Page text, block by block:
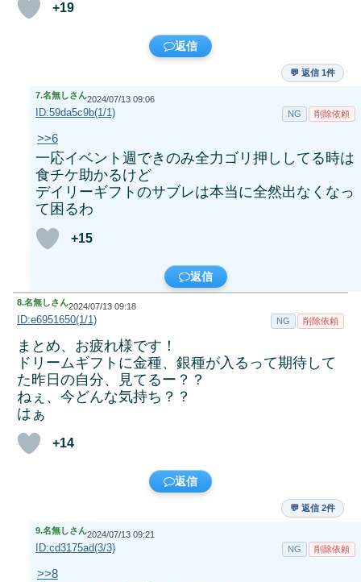
+19
返信
💬 返信 1件
7.名無しさん2024/07/13 09:06
ID:59da5c9b(1/1) NG 削除依頼
>>6
一応イベント週できのみ全力ゴリ押ししてる時は
食チケ助かるけど
デイリーギフトのサブレは本当に全然出なくなっ
て困るわ
+15
返信
8.名無しさん2024/07/13 09:18
ID:e6951650(1/1) NG 削除依頼
まとめ、お疲れ様です！
ドリームギフトに金種、銀種が入るって期待して
た昨日の自分、見てるー？？
ねぇ、今どんな気持ち？？
はぁ
+14
返信
💬 返信 2件
9.名無しさん2024/07/13 09:21
ID:cd3175ad(3/3) NG 削除依頼
>>8